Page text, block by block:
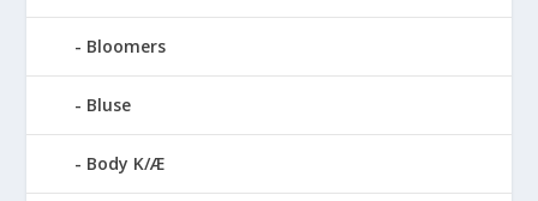
Bloomers
Bluse
Body K/Æ